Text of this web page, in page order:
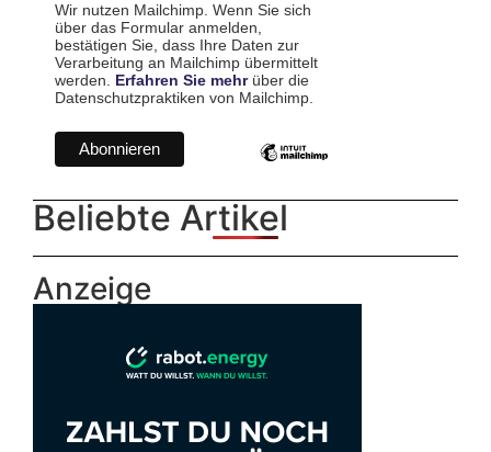
Wir nutzen Mailchimp. Wenn Sie sich
über das Formular anmelden,
bestätigen Sie, dass Ihre Daten zur
Verarbeitung an Mailchimp übermittelt
werden. Erfahren Sie mehrüber die
Datenschutzpraktiken von Mailchimp.
Beliebte Artikel
Anzeige